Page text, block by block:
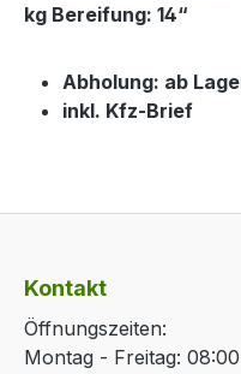
kg Bereifung: 14“
Abholung: ab
inkl. Kfz-Brief
Kontakt
Öffnungszeiten:
Montag - Freitag: